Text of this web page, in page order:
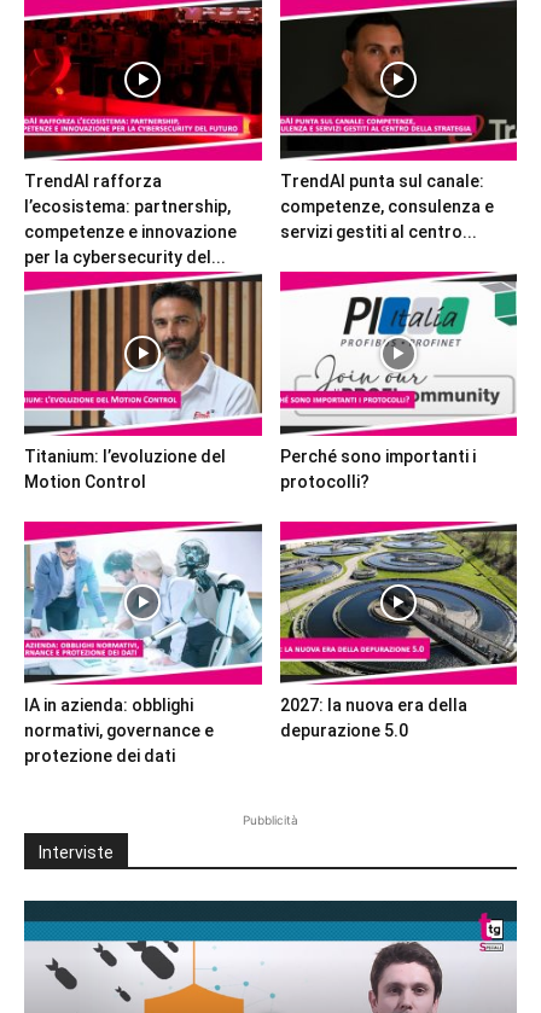
TrendAI rafforza
l’ecosistema: partnership,
competenze e innovazione
per la cybersecurity del...
TrendAI punta sul canale:
competenze, consulenza e
servizi gestiti al centro...
Titanium: l’evoluzione del
Motion Control
Perché sono importanti i
protocolli?
IA in azienda: obblighi
normativi, governance e
protezione dei dati
2027: la nuova era della
depurazione 5.0
Pubblicità
Interviste